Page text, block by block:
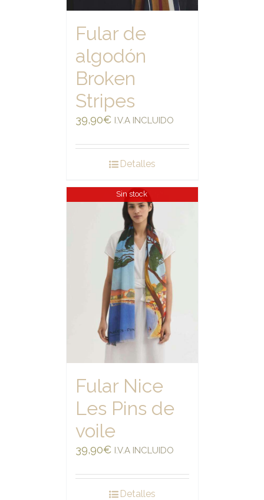
Fular de
algodón
Broken
Stripes
39,90€ I.V.A INCLUIDO
Detalles
Sin stock
Fular Nice
Les Pins de
voile
39,90€ I.V.A INCLUIDO
Detalles